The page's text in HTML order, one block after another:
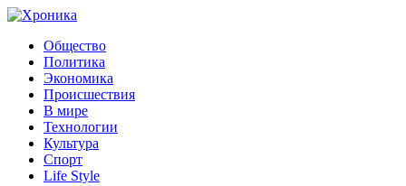
Общество
Политика
Экономика
Происшествия
В мире
Технологии
Культура
Спорт
Life Style